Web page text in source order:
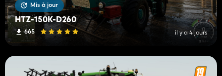
Mis à jour
HTZ-150K-D260
665 il y a 4 jours